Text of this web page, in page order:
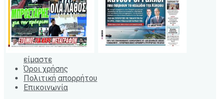
είμαστε
Όροι χρήσης
Πολιτική απορρήτου
Επικοινωνία